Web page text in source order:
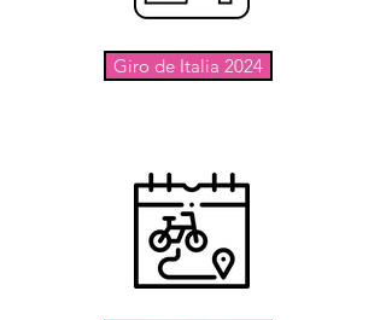
Giro de Italia 2024